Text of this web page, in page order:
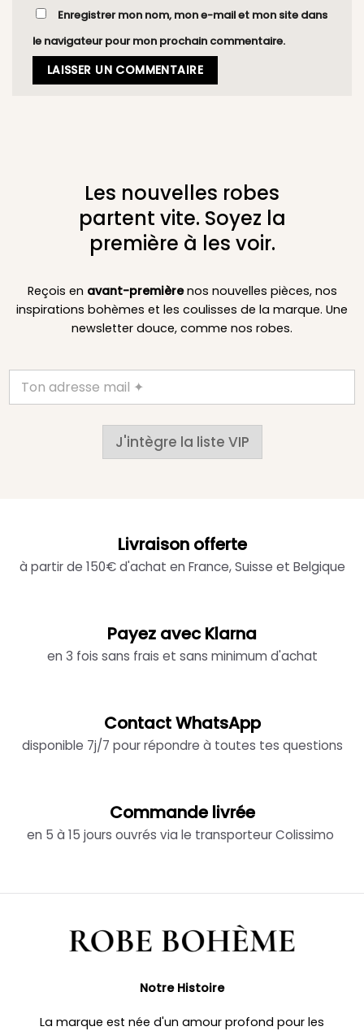
Enregistrer mon nom, mon e-mail et mon site dans
le navigateur pour mon prochain commentaire.
Les nouvelles robes
partent vite. Soyez la
première à les voir.
Reçois en avant-premièrenos nouvelles pièces, nos
inspirations bohèmes et les coulisses de la marque. Une
newsletter douce, comme nos robes.
J'intègre la liste VIP
Livraison offerte
à partir de 150€ d'achat en France, Suisse et Belgique
Payez avec Klarna
en 3 fois sans frais et sans minimum d'achat
Contact WhatsApp
disponible 7j/7 pour répondre à toutes tes questions
Commande livrée
en 5 à 15 jours ouvrés via le transporteur Colissimo
Notre Histoire
La marque est née d'un amour profond pour les